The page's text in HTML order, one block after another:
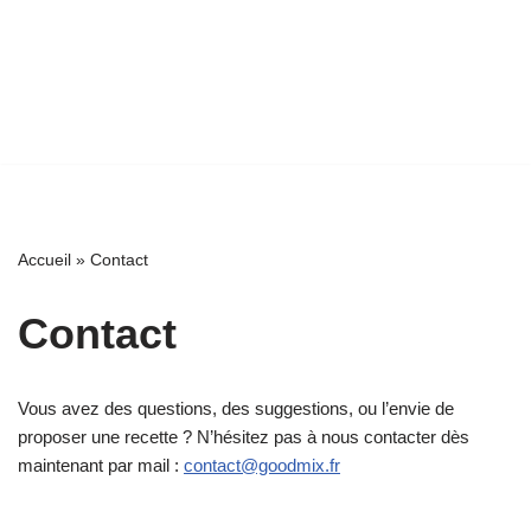
Accueil » Contact
Contact
Vous avez des questions, des suggestions, ou l’envie de
proposer une recette ? N’hésitez pas à nous contacter dès
maintenant par mail : contact@goodmix.fr